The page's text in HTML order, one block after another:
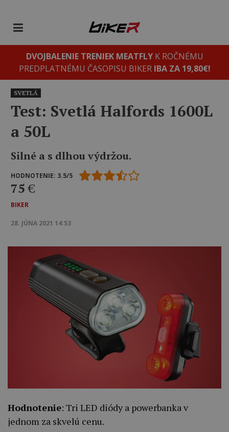
DVOJBALENIE TRENIEK MEATFLYK ROČNÉMU
PREDPLATNÉMU ČASOPISU BIKER IBA ZA 19,80€!
SVETLÁ
Test: Svetlá Halfords 1600L
a 50L
Silné a s dlhou výdržou.
HODNOTENIE: 3.5/5
75€
BIKER
28. JÚNA 2021 14:53
Hodnotenie: Tri LED diódy a powerbanka v
jednom za skvelú cenu.